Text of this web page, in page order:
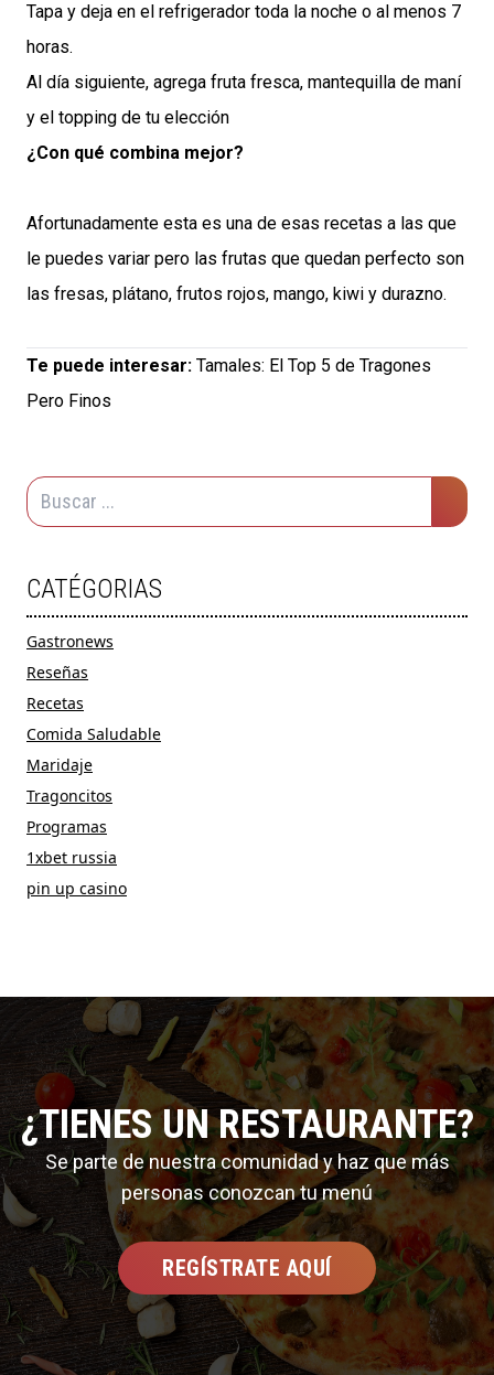
Tapa y deja en el refrigerador toda la noche o al menos 7
horas.
Al día siguiente, agrega fruta fresca, mantequilla de maní
y el topping de tu elección
¿Con qué combina mejor?
Afortunadamente esta es una de esas recetas a las que
le puedes variar pero las frutas que quedan perfecto son
las fresas, plátano, frutos rojos, mango, kiwi y durazno.
Te puede interesar: Tamales: El Top 5 de Tragones
Pero Finos
CATÉGORIAS
Gastronews
Reseñas
Recetas
Comida Saludable
Maridaje
Tragoncitos
Programas
1xbet russia
pin up casino
¿TIENES UN RESTAURANTE?
Se parte de nuestra comunidad y haz que más
personas conozcan tu menú
REGÍSTRATE AQUÍ